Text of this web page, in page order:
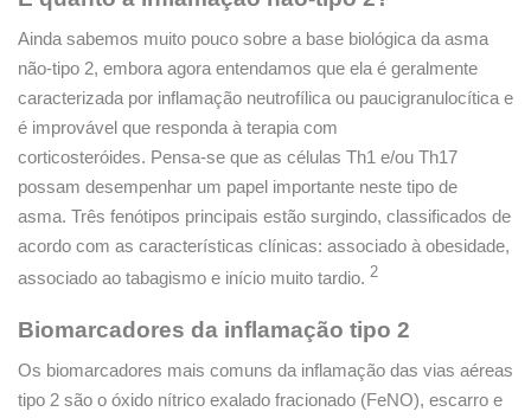
Ainda sabemos muito pouco sobre a base biológica da asma
não-tipo 2, embora agora entendamos que ela é geralmente
caracterizada por inflamação neutrofílica ou paucigranulocítica e
é improvável que responda à terapia com
corticosteróides. Pensa-se que as células Th1 e/ou Th17
possam desempenhar um papel importante neste tipo de
asma. Três fenótipos principais estão surgindo, classificados de
acordo com as características clínicas: associado à obesidade,
associado ao tabagismo e início muito tardio. 2
Biomarcadores da inflamação tipo 2
Os biomarcadores mais comuns da inflamação das vias aéreas
tipo 2 são o óxido nítrico exalado fracionado (FeNO), escarro e